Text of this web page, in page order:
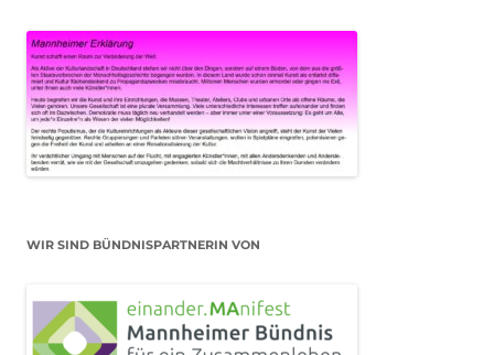
WIR SIND BÜNDNISPARTNERIN VON